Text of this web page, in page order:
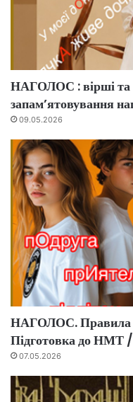
НАГОЛОС : вірші та
запам’ятовування
09.05.2026
НАГОЛОС. Правила
Підготовка до НМТ
07.05.2026